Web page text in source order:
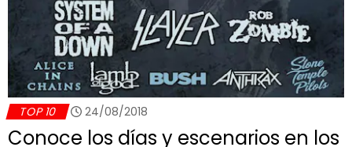
TOP 10 24/08/2018
Conoce los días y escenarios en los